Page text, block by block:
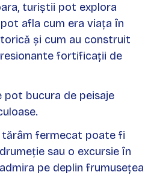
turiștii pot explora
afla cum era viața în
și cum au construit
fortificații de
pot bucura de peisaje
fermecat poate fi
sau o excursie în
pe deplin frumusețea